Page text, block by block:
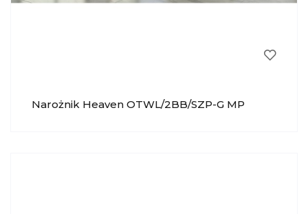
Narożnik Heaven OTWL/2BB/SZP-G MP